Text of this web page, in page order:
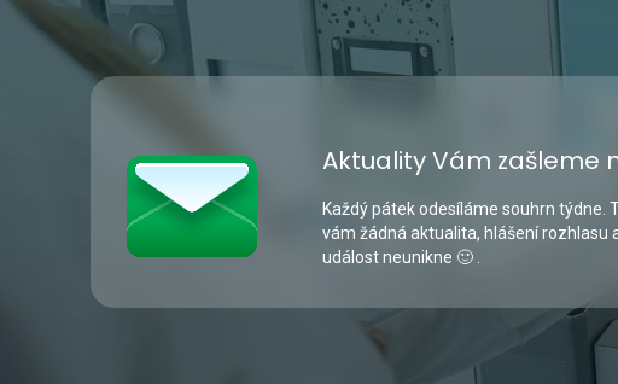
Aktuality Vám zašleme
Každý pátek odesíláme souhrn týdne.
vám žádná aktualita, hlášení rozhlasu
událost neunikne 🙂 .